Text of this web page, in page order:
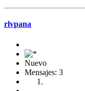
rlvpana
Nuevo
Mensajes: 3